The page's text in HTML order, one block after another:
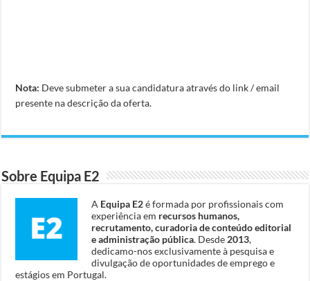
Nota: Deve submeter a sua candidatura através do link / email
presente na descrição da oferta.
Sobre Equipa E2
A Equipa E2é formada por profissionais com
experiência em recursos humanos,
recrutamento, curadoria de conteúdo editorial
e administração pública. Desde 2013,
dedicamo-nos exclusivamente à pesquisa e
divulgação de oportunidades de emprego e
estágios em Portugal.